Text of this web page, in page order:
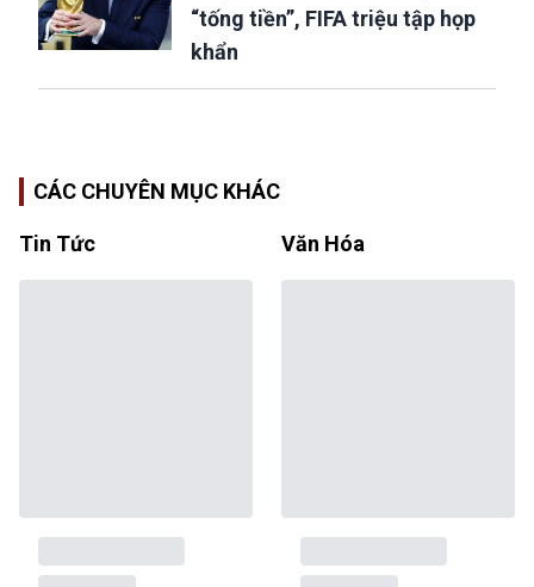
“tống tiền”, FIFA triệu tập họp
khẩn
CÁC CHUYÊN MỤC KHÁC
Tin Tức Văn Hóa